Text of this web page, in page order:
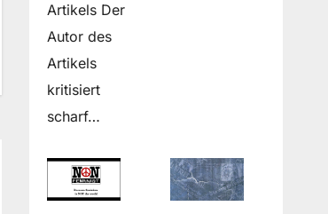
Artikels Der
Autor des
Artikels
kritisiert
scharf…